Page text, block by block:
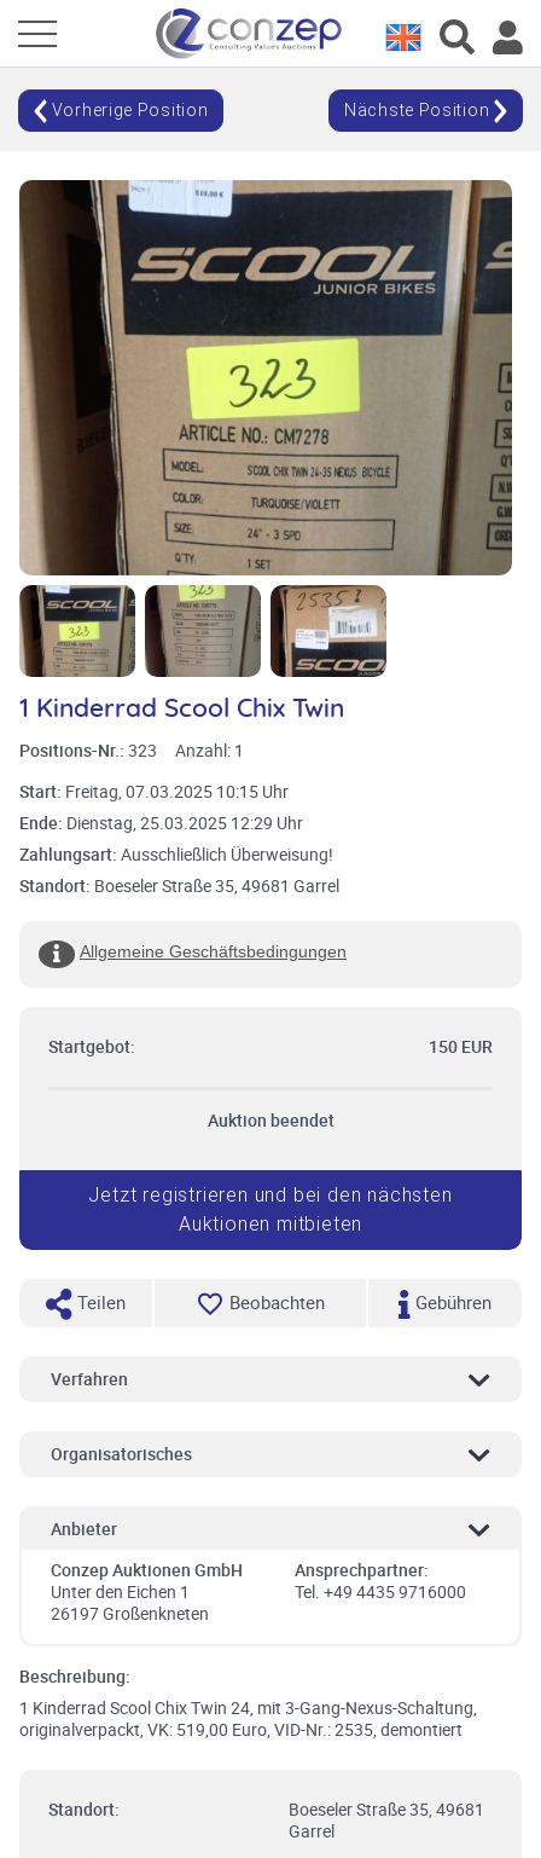
Vorherige Position Nächste Position
1 Kinderrad Scool Chix Twin
Positions-Nr.: 323 Anzahl: 1
Start: Freitag, 07.03.2025 10:15 Uhr
Ende: Dienstag, 25.03.2025 12:29 Uhr
Zahlungsart: Ausschließlich Überweisung!
Standort: Boeseler Straße 35, 49681 Garrel
Allgemeine Geschäftsbedingungen
Startgebot: 150 EUR
Auktion beendet
Jetzt registrieren und bei den nächsten
Auktionen mitbieten
Teilen Beobachten Gebühren
Verfahren
Organisatorisches
Anbieter
Conzep Auktionen GmbH
Unter den Eichen 1
26197 Großenkneten
Ansprechpartner:
Tel. +49 4435 9716000
Beschreibung:
1 Kinderrad Scool Chix Twin 24, mit 3-Gang-Nexus-Schaltung,
originalverpackt, VK: 519,00 Euro, VID-Nr.: 2535, demontiert
Standort:
Boeseler Straße 35, 49681
Garrel